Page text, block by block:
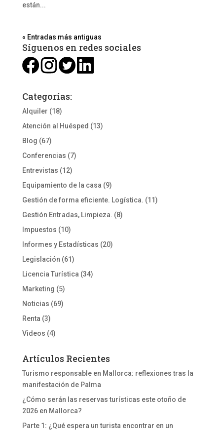
están...
« Entradas más antiguas
Síguenos en redes sociales
Categorías:
Alquiler (18)
Atención al Huésped (13)
Blog (67)
Conferencias (7)
Entrevistas (12)
Equipamiento de la casa (9)
Gestión de forma eficiente. Logística. (11)
Gestión Entradas, Limpieza. (8)
Impuestos (10)
Informes y Estadísticas (20)
Legislación (61)
Licencia Turística (34)
Marketing (5)
Noticias (69)
Renta (3)
Videos (4)
Artículos Recientes
Turismo responsable en Mallorca: reflexiones tras la
manifestación de Palma
¿Cómo serán las reservas turísticas este otoño de
2026 en Mallorca?
Parte 1: ¿Qué espera un turista encontrar en un